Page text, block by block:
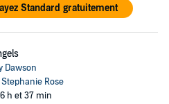
Standard gratuitement
Dawson
Stephanie Rose
h et 37 min